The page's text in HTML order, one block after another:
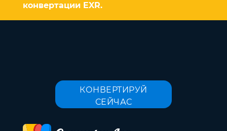
конвертации EXR.
КОНВЕРТИРУЙ
СЕЙЧАС